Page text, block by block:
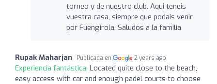
torneo y de nuestro club. Aqui teneis
vuestra casa, siempre que podais venir
por Fuengirola. Saludos a la familia
Rupak Maharjan Publicada en 2 years ago
Experiencia fantástica: Located quite close to the beach,
easy access with car and enough padel courts to choose